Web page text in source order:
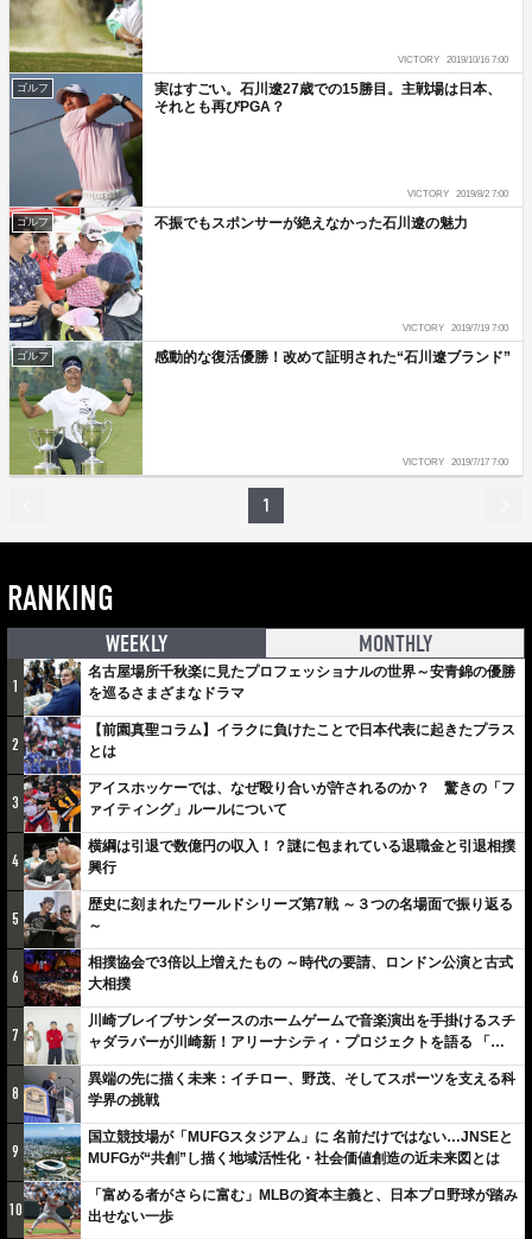
VICTORY 2019/10/16 7:00
ゴルフ
実はすごい。石川遼27歳での15勝目。主戦場は日本、
それとも再びPGA？
VICTORY 2019/8/2 7:00
ゴルフ 不振でもスポンサーが絶えなかった石川遼の魅力
VICTORY 2019/7/19 7:00
ゴルフ 感動的な復活優勝！改めて証明された“石川遼ブランド”
VICTORY 2019/7/17 7:00
1
RANKING
WEEKLY MONTHLY
1
名古屋場所千秋楽に見たプロフェッショナルの世界～安青錦の優勝
を巡るさまざまなドラマ
2
【前園真聖コラム】イラクに負けたことで日本代表に起きたプラス
とは
3
アイスホッケーでは、なぜ殴り合いが許されるのか？ 驚きの「フ
ァイティング」ルールについて
4
横綱は引退で数億円の収入！？謎に包まれている退職金と引退相撲
興行
5
歴史に刻まれたワールドシリーズ第7戦 ～３つの名場面で振り返る
～
6
相撲協会で3倍以上増えたもの ～時代の要請、ロンドン公演と古式
大相撲
7
川崎ブレイブサンダースのホームゲームで音楽演出を手掛けるスチ
ャダラパーが川崎新！アリーナシティ・プロジェクトを語る 「楽
しみでしかないでしょ。川崎は、ずっと成長曲線だから」
8
異端の先に描く未来：イチロー、野茂、そしてスポーツを支える科
学界の挑戦
9
国立競技場が「MUFGスタジアム」に 名前だけではない…JNSEと
MUFGが“共創”し描く地域活性化・社会価値創造の近未来図とは
10
「富める者がさらに富む」MLBの資本主義と、日本プロ野球が踏み
出せない一歩